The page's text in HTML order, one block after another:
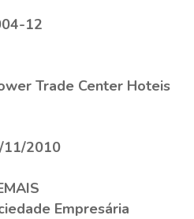
12
Trade Center Hoteis
11/2010
Empresária